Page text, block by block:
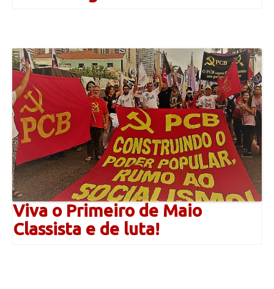
Viva o Primeiro de Maio
Classista e de luta!